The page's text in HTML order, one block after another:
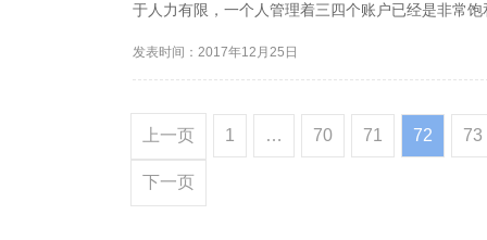
于人力有限，一个人管理着三四个账户已经是非常
发表时间：2017年12月25日
上一页 1 … 70 71 72 73
下一页